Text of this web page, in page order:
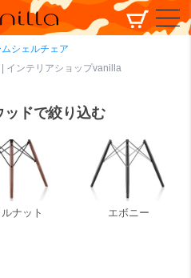
シェルチェア
インテリアショップvanilla
ッドで絞り込む
ナット エボニー